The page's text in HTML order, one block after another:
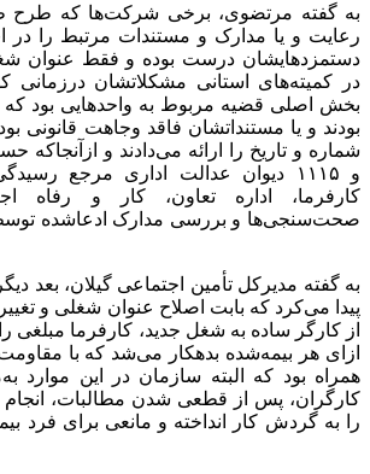
به گفته مرتضوی، برخی شرکت‌ها که طرح
رعایت و یا مدارک و مستندات مرتبط را در
دستمزدهایشان درست بوده و فقط عنوان
در کمیته‌های استانی مشکلاتشان درزمانی
بخش اصلی قضیه مربوط به واحدهایی بود که
بودند و یا مستنداتشان فاقد وجاهت قانونی
و ۱۱۱۵ دیوان عدالت اداری مرجع
کارفرما، اداره تعاون، کار و رفاه
صحت‌سنجی‌ها و بررسی مدارک ادعاشده
به گفته مدیرکل تأمین اجتماعی گیلان، بعد
پیدا می‌کرد که بابت اصلاح عنوان شغلی و
از کارگر ساده به شغل جدید، کارفرما مبلغی
ازای هر بیمه‌شده بدهکار می‌شد که با
همراه بود که البته سازمان در این موارد
کارگران، پس از قطعی شدن مطالبات، انجام
را به گردش کار انداخته و مانعی برای فرد